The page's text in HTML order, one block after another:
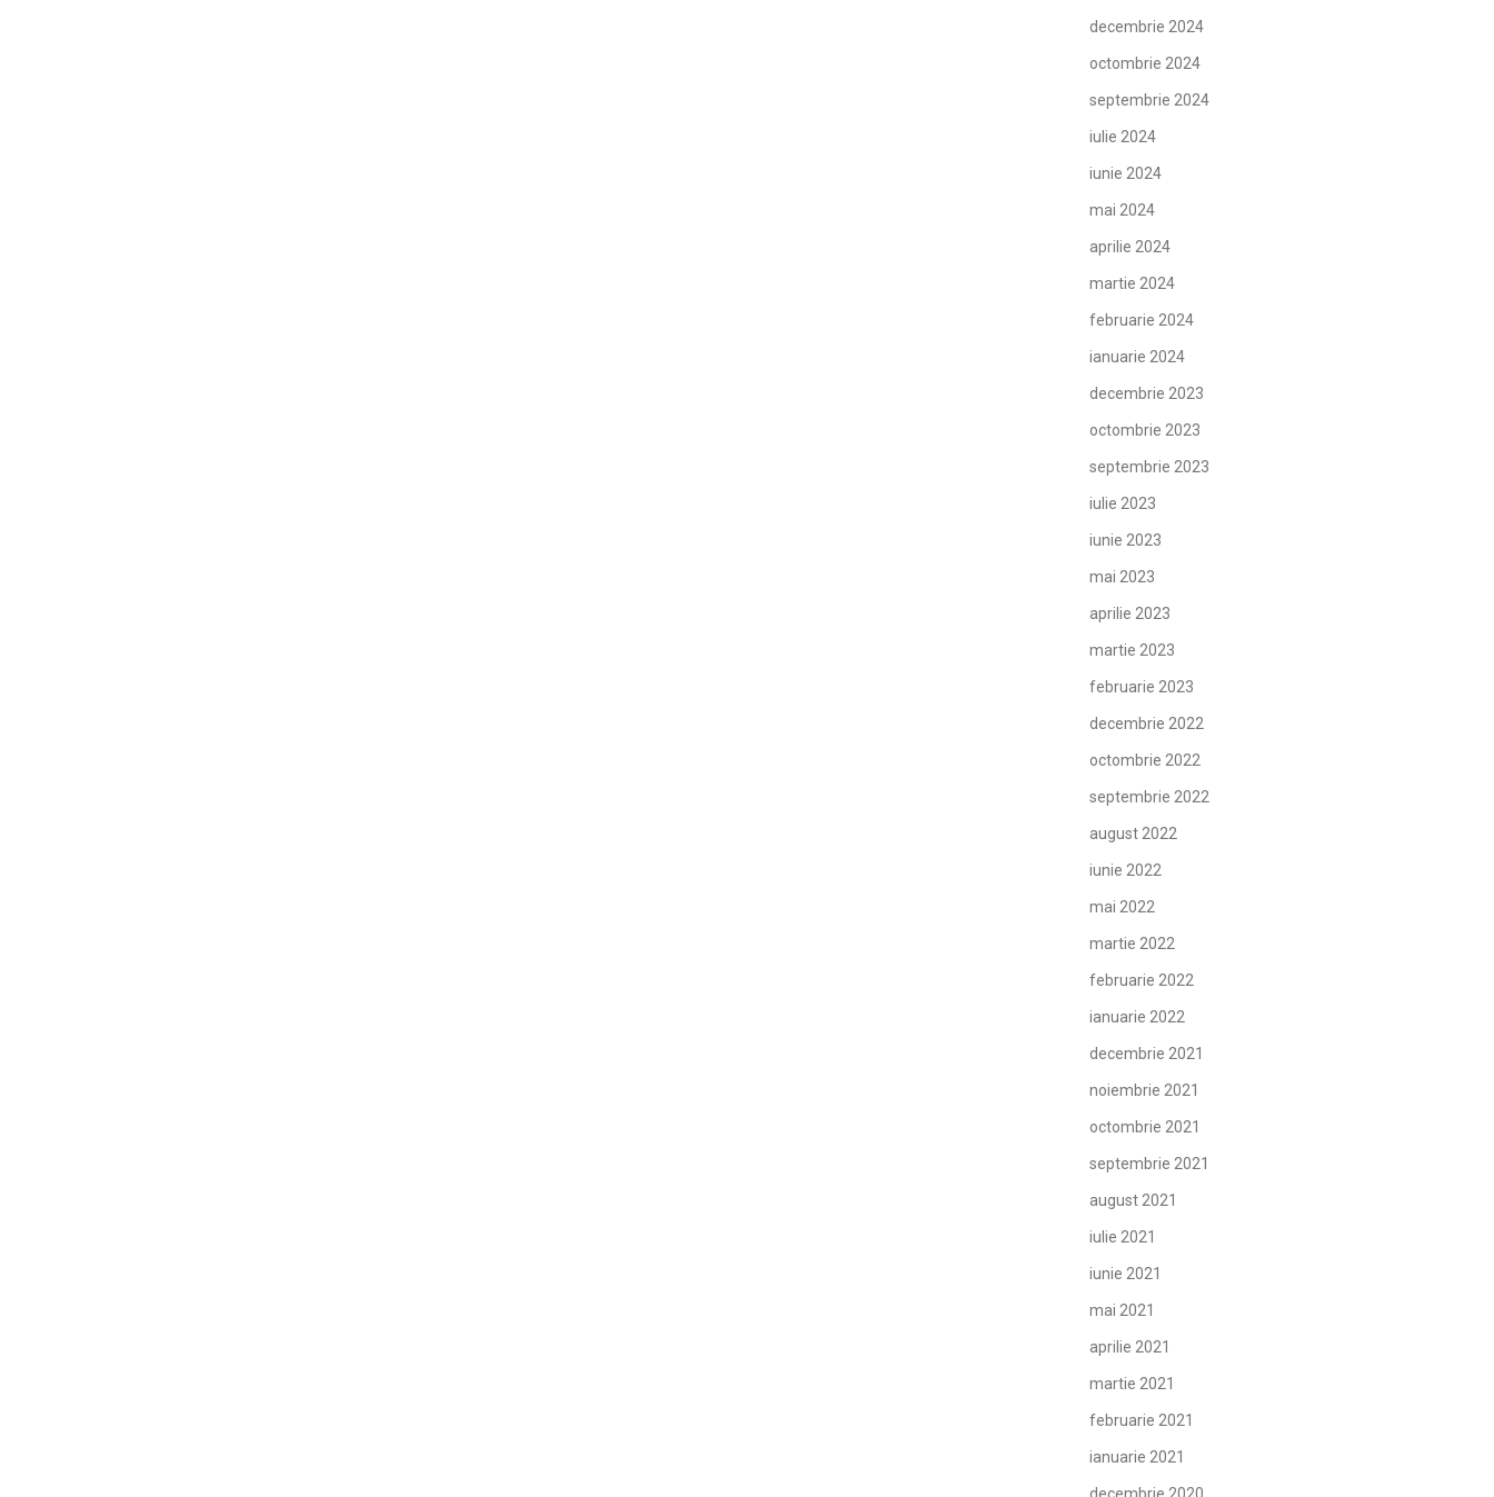
decembrie 2024
octombrie 2024
septembrie 2024
iulie 2024
iunie 2024
mai 2024
aprilie 2024
martie 2024
februarie 2024
ianuarie 2024
decembrie 2023
octombrie 2023
septembrie 2023
iulie 2023
iunie 2023
mai 2023
aprilie 2023
martie 2023
februarie 2023
decembrie 2022
octombrie 2022
septembrie 2022
august 2022
iunie 2022
mai 2022
martie 2022
februarie 2022
ianuarie 2022
decembrie 2021
noiembrie 2021
octombrie 2021
septembrie 2021
august 2021
iulie 2021
iunie 2021
mai 2021
aprilie 2021
martie 2021
februarie 2021
ianuarie 2021